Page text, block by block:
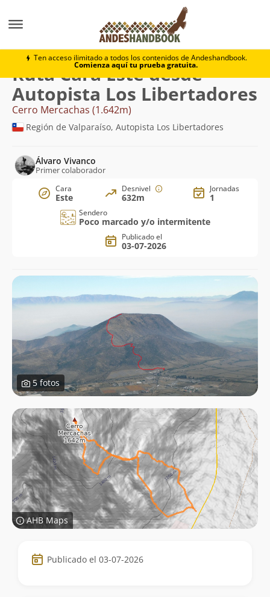
Ten acceso ilimitado a todos los contenidos de Andeshandbook.
Comienza aquí tu prueba gratuita.
Cerro Mercachas Cara Este desde
Ruta Cara Este desde
Autopista Los Libertadores
Cerro Mercachas (1.642m)
Región de Valparaíso, Autopista Los Libertadores
Álvaro Vivanco
Primer colaborador
Cara
Este
Desnivel
632m
Jornadas
1
Sendero
Poco marcado y/o intermitente
Publicado el
03-07-2026
5 fotos
AHB Maps
Datos
de
Publicado el 03-07-2026